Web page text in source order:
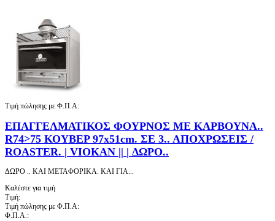
Τιμή πώλησης με Φ.Π.Α:
ΕΠΑΓΓΕΛΜΑΤΙΚΟΣ ΦΟΥΡΝΟΣ ΜΕ ΚΑΡΒΟΥΝΑ..
R74>75 ΚΟΥΒΕΡ 97x51cm. ΣΕ 3.. ΑΠΟΧΡΩΣΕΙΣ /
ROASTER. | VIOKAN || | ΔΩΡΟ..
ΔΩΡΟ .. ΚΑΙ ΜΕΤΑΦΟΡΙΚΑ. ΚΑΙ ΓΙΑ...
Καλέστε για τιμή
Τιμή:
Τιμή πώλησης με Φ.Π.Α:
Φ.Π.Α.: